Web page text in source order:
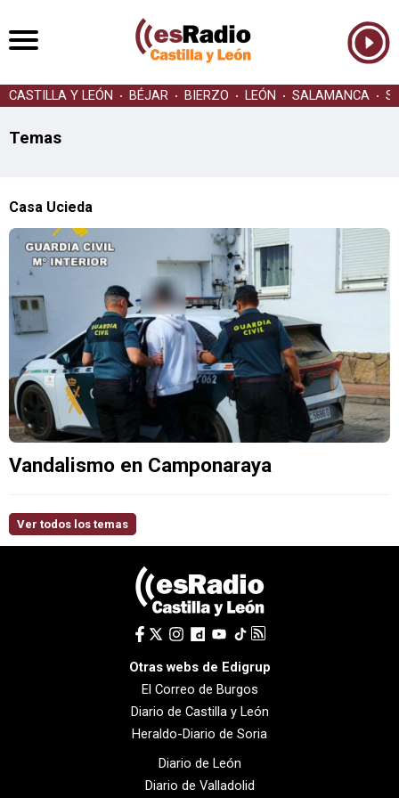
CASTILLA Y LEÓN BÉJAR BIERZO LEÓN SALAMANCA
Temas
Casa Ucieda
Vandalismo en Camponaraya
Ver todos los temas
Otras webs de Edigrup
El Correo de Burgos
Diario de Castilla y León
Heraldo-Diario de Soria
Diario de León
Diario de Valladolid